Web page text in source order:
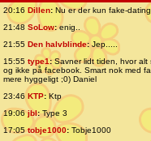
20:16 Dillen: Nu er der kun fake-
21:48 SoLow:enig..
21:55 Den halvblinde:Jep.....
15:55 type1:Savner lidt tiden, hvor alt
og ikke på facebook. Smart nok med
mere hyggeligt ;0) Daniel
23:46 KTP:Ktp
19:06jbl:Type 3
17:05tobje1000: Tobje1000